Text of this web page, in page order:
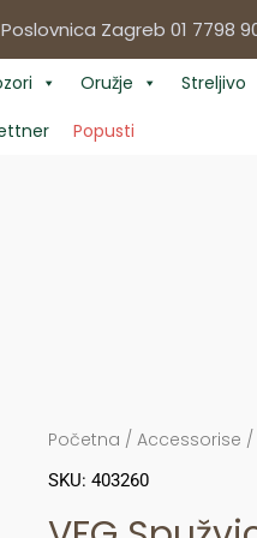
Poslovnica Zagreb 01 7798
Oružje
Streljivo
Popusti
Početna / Accessorise /
SKU: 403260